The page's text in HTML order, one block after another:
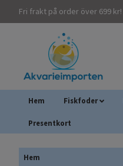
Fri frakt på order över 699 kr!
Hem Fiskfoder
Presentkort
Hem